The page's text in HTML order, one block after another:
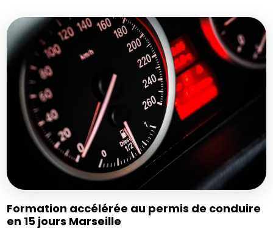
Formation accélérée au permis de conduire
en 15 jours Marseille